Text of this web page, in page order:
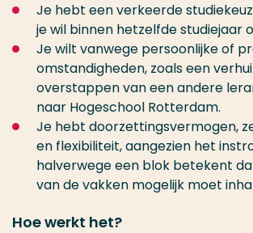
Je hebt een verkeerde
je wil binnen hetzelfde studiejaar
Je wilt vanwege persoonlijke of
omstandigheden, zoals een
overstappen van een andere
naar Hogeschool Rotterdam.
Je hebt doorzettingsvermogen,
en flexibiliteit, aangezien het
halverwege een blok betekent
van de vakken mogelijk moet
Hoe werkt het?